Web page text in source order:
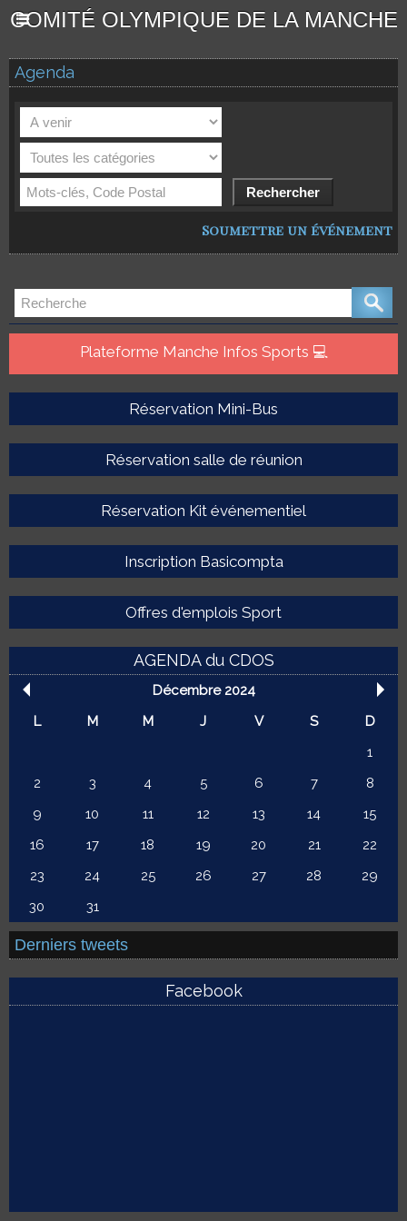
COMITÉ OLYMPIQUE DE LA MANCHE
Agenda
Soumettre un événement
Plateforme Manche Infos Sports 💻
Réservation Mini-Bus
Réservation salle de réunion
Réservation Kit événementiel
Inscription Basicompta
Offres d'emplois Sport
AGENDA du CDOS
Décembre 2024
L
M M J V S
D
1
2
3 4 5 6 7
8
9
10 11 12 13 14
15
16
17 18 19 20 21
22
23
24 25 26 27 28
29
30
31
Derniers tweets
Facebook